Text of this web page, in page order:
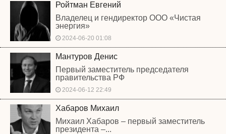
Ройтман Евгений
Владелец и гендиректор ООО «Чистая
энергия»
2024-06-20 01:08
Мантуров Денис
Первый заместитель председателя
правительства РФ
2024-06-12 22:49
Хабаров Михаил
Михаил Хабаров – первый заместитель
президента –...